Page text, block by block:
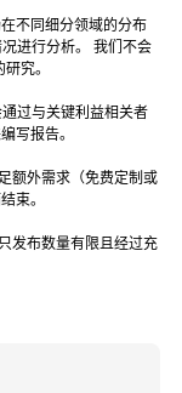
不同细分领域的分布
进行分析。 我们不会
究。
过与关键利益相关者
写报告。
额外需求（免费定制或
束。
发布数量有限且经过充